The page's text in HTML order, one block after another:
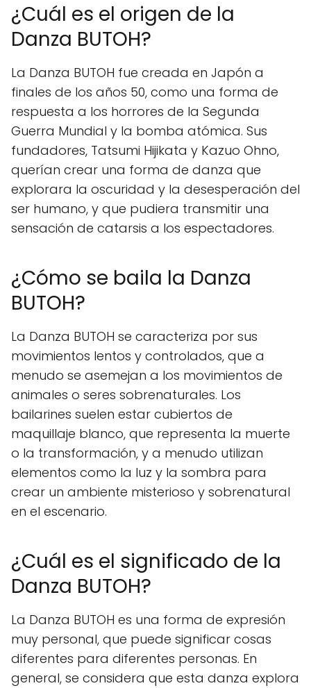
¿Cuál es el origen de la
Danza BUTOH?
La Danza BUTOH fue creada en Japón a
finales de los años 50, como una forma de
respuesta a los horrores de la Segunda
Guerra Mundial y la bomba atómica. Sus
fundadores, Tatsumi Hijikata y Kazuo Ohno,
querían crear una forma de danza que
explorara la oscuridad y la desesperación del
ser humano, y que pudiera transmitir una
sensación de catarsis a los espectadores.
¿Cómo se baila la Danza
BUTOH?
La Danza BUTOH se caracteriza por sus
movimientos lentos y controlados, que a
menudo se asemejan a los movimientos de
animales o seres sobrenaturales. Los
bailarines suelen estar cubiertos de
maquillaje blanco, que representa la muerte
o la transformación, y a menudo utilizan
elementos como la luz y la sombra para
crear un ambiente misterioso y sobrenatural
en el escenario.
¿Cuál es el significado de la
Danza BUTOH?
La Danza BUTOH es una forma de expresión
muy personal, que puede significar cosas
diferentes para diferentes personas. En
general, se considera que esta danza explora